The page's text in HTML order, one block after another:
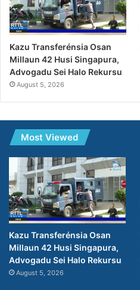
Kazu Transferénsia Osan
Millaun 42 Husi Singapura,
Advogadu Sei Halo Rekursu
August 5, 2026
Most Viewed
Kazu Transferénsia Osan
Millaun 42 Husi Singapura,
Advogadu Sei Halo Rekursu
August 5, 2026